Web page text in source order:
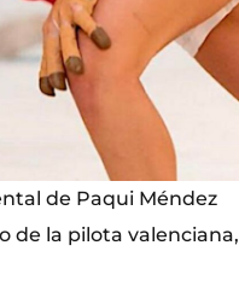
de Paqui Méndez
de la pilota valenciana,